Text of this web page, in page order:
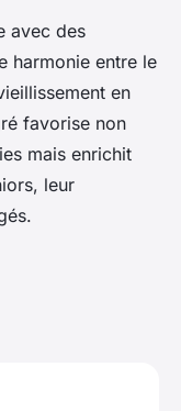
avec des
harmonie entre le
en
favorise non
mais enrichit
leur